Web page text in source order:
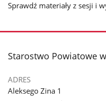
Sprawdź materiały z sesji i
stopka
Starostwo Powiatowe
ADRES
Aleksego Zina 1